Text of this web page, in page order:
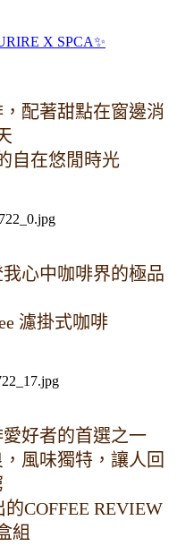
X SPCA✨
配著甜點在窗邊消
自在悠閒時光
心中咖啡界的極品
濾掛式咖啡
好者的首選之一
風味獨特，讓人回
COFFEE REVIEW
組